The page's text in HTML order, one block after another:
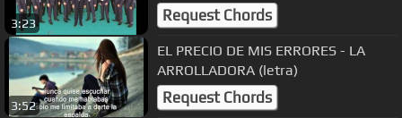
3:23 Request Chords
3:52
EL PRECIO DE MIS ERRORES - LA
ARROLLADORA (letra)
Request Chords